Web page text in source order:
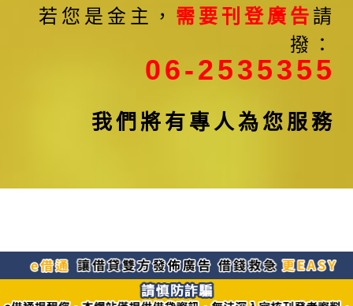
若您是金主， 需要刊登廣告 請
撥：
06-2535355
我們將有專人為您服務